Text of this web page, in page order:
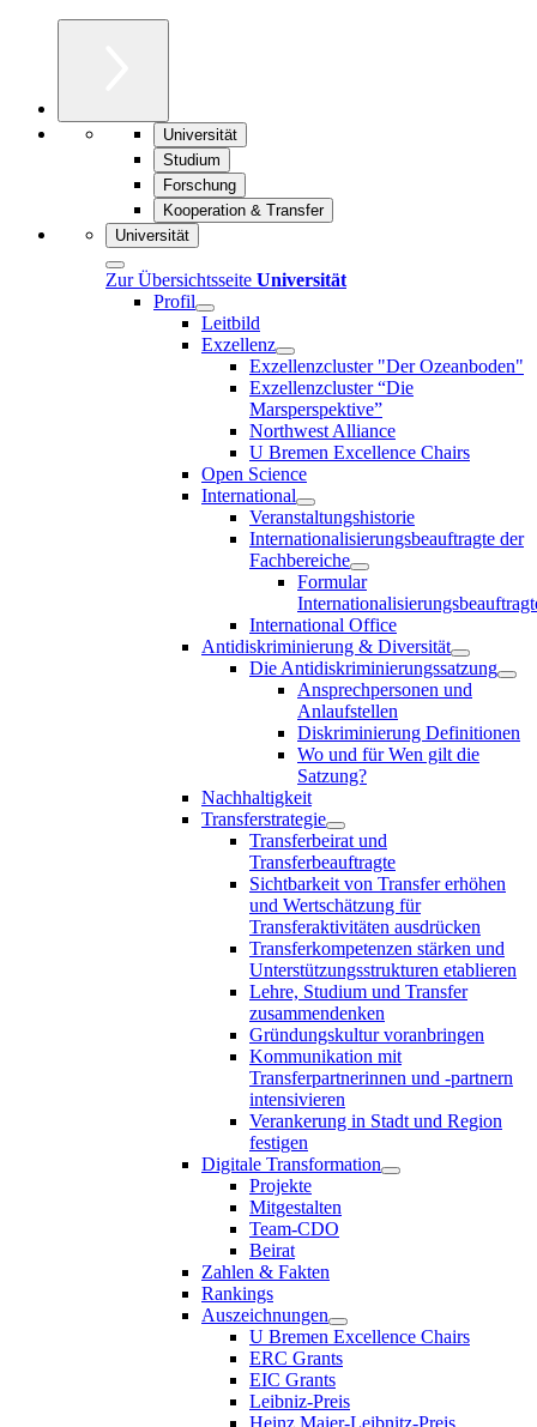
Universität
Studium
Forschung
Kooperation & Transfer
Universität
Zur Übersichtsseite Universität
Profil
Leitbild
Exzellenz
Exzellenzcluster "Der Ozeanboden"
Exzellenzcluster “Die
Marsperspektive”
Northwest Alliance
U Bremen Excellence Chairs
Open Science
International
Veranstaltungshistorie
Internationalisierungsbeauftragte der
Fachbereiche
Formular
International Office
Antidiskriminierung & Diversität
Die Antidiskriminierungssatzung
Ansprechpersonen und
Anlaufstellen
Diskriminierung Definitionen
Wo und für Wen gilt die
Satzung?
Nachhaltigkeit
Transferstrategie
Transferbeirat und
Transferbeauftragte
Sichtbarkeit von Transfer erhöhen
und Wertschätzung für
Transferaktivitäten ausdrücken
Transferkompetenzen stärken und
Unterstützungsstrukturen etablieren
Lehre, Studium und Transfer
zusammendenken
Gründungskultur voranbringen
Kommunikation mit
Transferpartnerinnen und -partnern
intensivieren
Verankerung in Stadt und Region
festigen
Digitale Transformation
Projekte
Mitgestalten
Team-CDO
Beirat
Zahlen & Fakten
Rankings
Auszeichnungen
U Bremen Excellence Chairs
ERC Grants
EIC Grants
Leibniz-Preis
Heinz Maier-Leibnitz-Preis